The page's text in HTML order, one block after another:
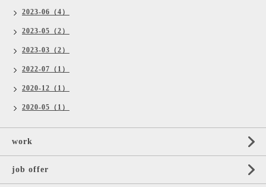
2023-06（4）
2023-05（2）
2023-03（2）
2022-07（1）
2020-12（1）
2020-05（1）
work
job offer